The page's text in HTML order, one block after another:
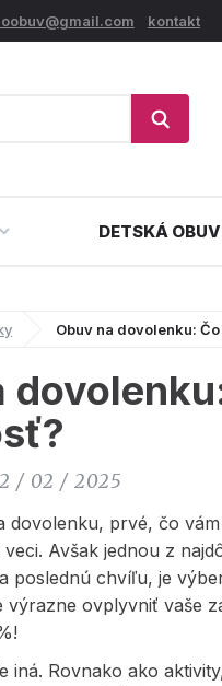
kontakt
DETSKÁ OBUV
Obuv na dovolenku:
/ 02 / 2025
dovolenku, prvé, čo
Avšak jednou z
poslednú chvíľu, je
výrazne ovplyvniť vaše
iná. Rovnako ako